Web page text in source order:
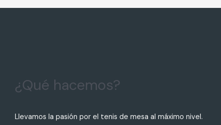
¿Qué hacemos?
Llevamos la pasión por el tenis de mesa al máximo nivel.